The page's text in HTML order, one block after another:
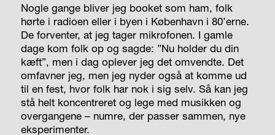
Nogle gange bliver jeg booket som ham, folk
hørte i radioen eller i byen i København i 80’erne.
De forventer, at jeg tager mikrofonen. I gamle
dage kom folk op og sagde: ”Nu holder du din
kæft”, men i dag oplever jeg det omvendte. Det
omfavner jeg, men jeg nyder også at komme ud
til en fest, hvor folk har nok i sig selv. Så kan jeg
stå helt koncentreret og lege med musikken og
overgangene – numre, der passer sammen, nye
eksperimenter.